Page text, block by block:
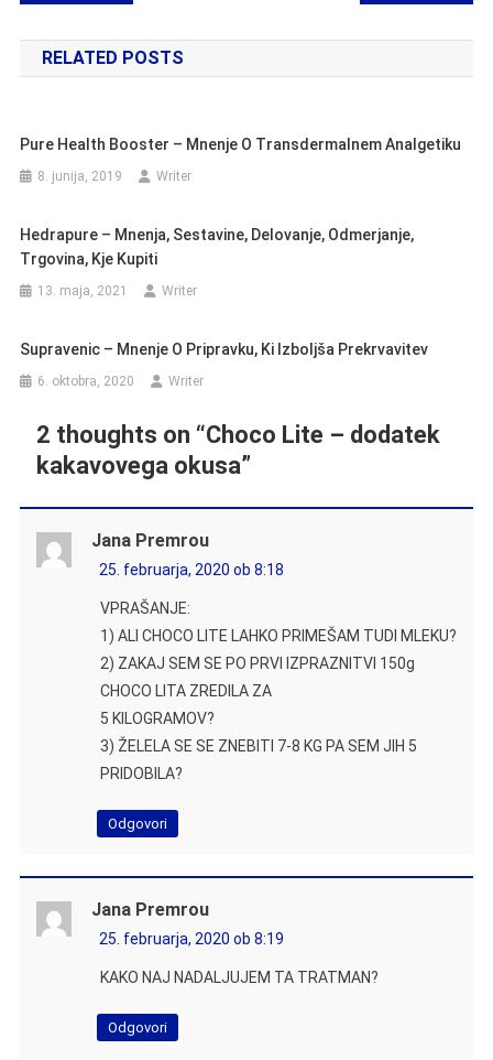
prispevka
RELATED POSTS
Pure Health Booster – Mnenje O Transdermalnem Analgetiku
8. junija, 2019 Writer
Hedrapure – Mnenja, Sestavine, Delovanje, Odmerjanje,
Trgovina, Kje Kupiti
13. maja, 2021 Writer
Supravenic – Mnenje O Pripravku, Ki Izboljša Prekrvavitev
6. oktobra, 2020 Writer
2 thoughts on “Choco Lite – dodatek
kakavovega okusa”
Jana Premrou
25. februarja, 2020 ob 8:18
VPRAŠANJE:
1) ALI CHOCO LITE LAHKO PRIMEŠAM TUDI MLEKU?
2) ZAKAJ SEM SE PO PRVI IZPRAZNITVI 150g
CHOCO LITA ZREDILA ZA
5 KILOGRAMOV?
3) ŽELELA SE SE ZNEBITI 7-8 KG PA SEM JIH 5
PRIDOBILA?
Odgovori
Jana Premrou
25. februarja, 2020 ob 8:19
KAKO NAJ NADALJUJEM TA TRATMAN?
Odgovori